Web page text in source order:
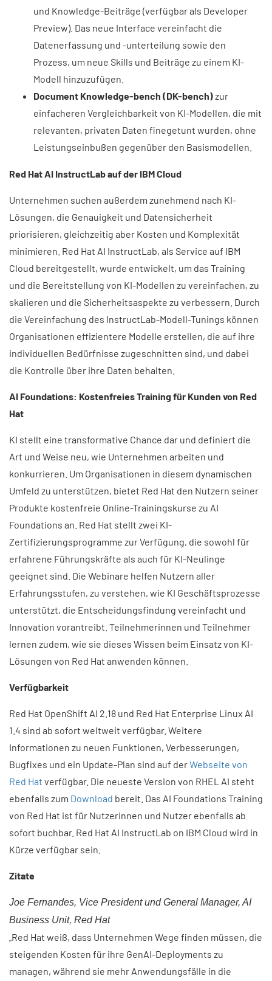
und Knowledge-Beiträge (verfügbar als Developer
Preview). Das neue Interface vereinfacht die
Datenerfassung und -unterteilung sowie den
Prozess, um neue Skills und Beiträge zu einem KI-
Modell hinzuzufügen.
Document Knowledge-bench (DK-bench)zur
einfacheren Vergleichbarkeit von KI-Modellen, die mit
relevanten, privaten Daten finegetunt wurden, ohne
Leistungseinbußen gegenüber den Basismodellen.
Red Hat AI InstructLab auf der IBM Cloud​
Unternehmen suchen außerdem zunehmend nach KI-
Lösungen, die Genauigkeit und Datensicherheit
priorisieren, gleichzeitig aber Kosten und Komplexität
minimieren. Red Hat AI InstructLab, als Service auf IBM
Cloud bereitgestellt, wurde entwickelt, um das Training
und die Bereitstellung von KI-Modellen zu vereinfachen, zu
skalieren und die Sicherheitsaspekte zu verbessern. Durch
die Vereinfachung des InstructLab-Modell-Tunings können
Organisationen effizientere Modelle erstellen, die auf ihre
individuellen Bedürfnisse zugeschnitten sind, und dabei
die Kontrolle über ihre Daten behalten.
AI Foundations: Kostenfreies Training für Kunden von Red
Hat​
KI stellt eine transformative Chance dar und definiert die
Art und Weise neu, wie Unternehmen arbeiten und
konkurrieren. Um Organisationen in diesem dynamischen
Umfeld zu unterstützen, bietet Red Hat den Nutzern seiner
Produkte kostenfreie Online-Trainingskurse zu AI
Foundations an. Red Hat stellt zwei KI-
Zertifizierungsprogramme zur Verfügung, die sowohl für
erfahrene Führungskräfte als auch für KI-Neulinge
geeignet sind. Die Webinare helfen Nutzern aller
Erfahrungsstufen, zu verstehen, wie KI Geschäftsprozesse
unterstützt, die Entscheidungsfindung vereinfacht und
Innovation vorantreibt. Teilnehmerinnen und Teilnehmer
lernen zudem, wie sie dieses Wissen beim Einsatz von KI-
Lösungen von Red Hat anwenden können.
Verfügbarkeit​
Red Hat OpenShift AI 2.18 und Red Hat Enterprise Linux AI
1.4 sind ab sofort weltweit verfügbar. Weitere
Informationen zu neuen Funktionen, Verbesserungen,
Bugfixes und ein Update-Plan sind auf derWebseite von
Red Hat verfügbar. Die neueste Version von RHEL AI steht
ebenfalls zum Download bereit. Das AI Foundations Training
von Red Hat ist für Nutzerinnen und Nutzer ebenfalls ab
sofort buchbar. Red Hat AI InstructLab on IBM Cloud wird in
Kürze verfügbar sein.
Zitate
Joe Fernandes, Vice President und General Manager, AI
Business Unit, Red Hat
„Red Hat weiß, dass Unternehmen Wege finden müssen, die
steigenden Kosten für ihre GenAI-Deployments zu
managen, während sie mehr Anwendungsfälle in die